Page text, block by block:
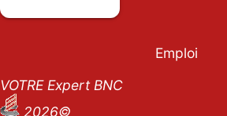
Emploi
VOTRE Expert BNC
2026©